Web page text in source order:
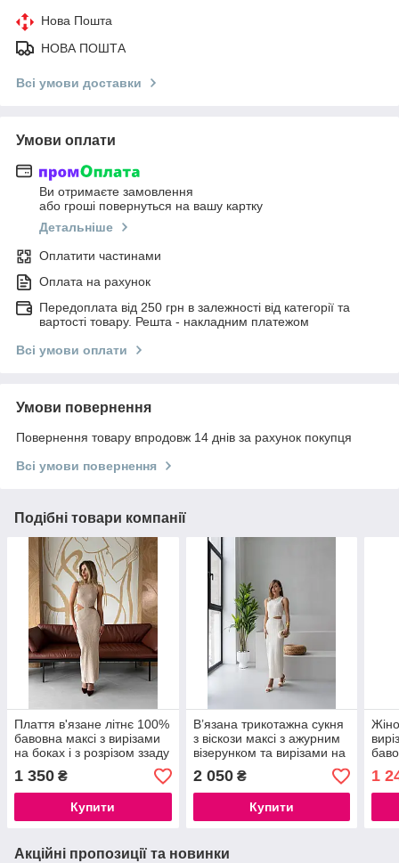
Нова Пошта
НОВА ПОШТА
Всі умови доставки
Умови оплати
Ви отримаєте замовлення
або гроші повернуться на вашу картку
Детальніше
Оплатити частинами
Оплата на рахунок
Передоплата від 250 грн в залежності від категорії та
вартості товару. Решта - накладним платежом
Всі умови оплати
Умови повернення
Повернення товару впродовж 14 днів за рахунок покупця
Всі умови повернення
Подібні товари компанії
Плаття в'язане літнє 100%
бавовна максі з вирізами
на боках і з розрізом ззаду
1 350 ₴
Купити
В’язана трикотажна сукня
з віскози максі з ажурним
візерунком та вирізами на
чорна, бордо, зелена,
блакитна
2 050₴
Купити
46
1
Акційні пропозиції та новинки